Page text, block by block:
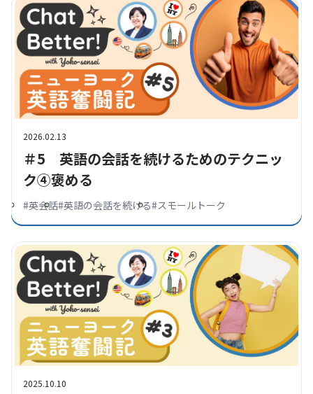
2026.02.13
＃5 英語の会話を続けるためのテクニッ
ク④褒める
#英会話#英語の会話を続ける#スモールトーク
2025.10.10